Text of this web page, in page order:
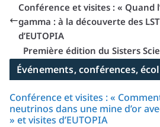
Conférence et visites : « Quand
gamma : à la découverte des
d’EUTOPIA
Première édition du Sisters
Événements, conférences,
Conférence et visites : «
neutrinos dans une mine d’or
» et visites d’EUTOPIA